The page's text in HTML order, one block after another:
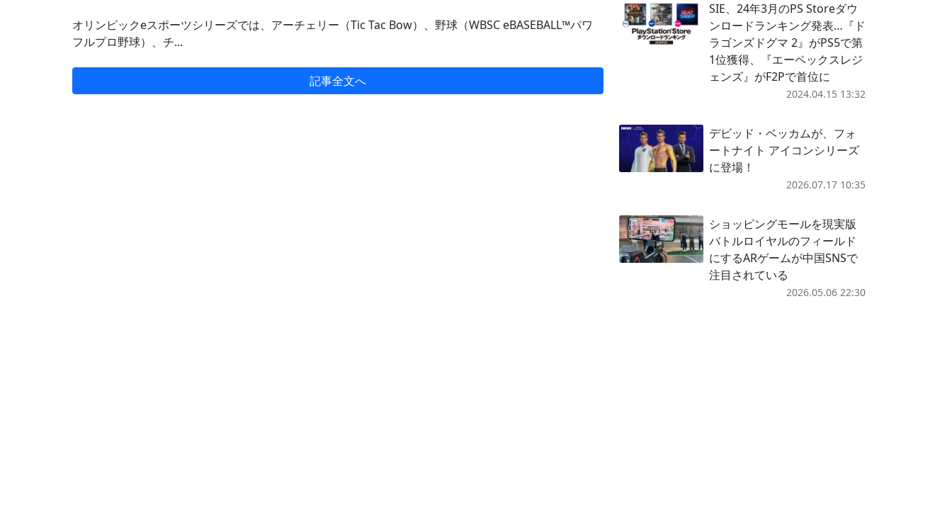
オリンピックeスポーツシリーズでは、アーチェリー（Tic Tac Bow）、野球（WBSC eBASEBALL™パワ
フルプロ野球）、チ...
記事全文へ
SIE、24年3月のPS Storeダウ
ンロードランキング発表…『ド
ラゴンズドグマ 2』がPS5で第
1位獲得、『エーペックスレジ
ェンズ』がF2Pで首位に
2024.04.15 13:32
デビッド・ベッカムが、フォ
ートナイト アイコンシリーズ
に登場！
2026.07.17 10:35
ショッピングモールを現実版
バトルロイヤルのフィールド
にするARゲームが中国SNSで
注目されている
2026.05.06 22:30